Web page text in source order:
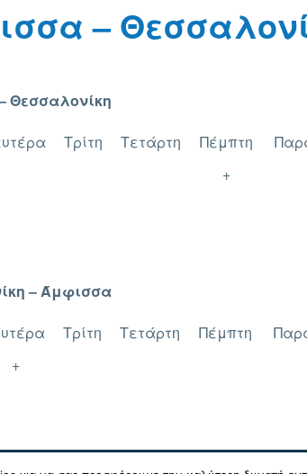
–
Θεσσαλονίκη
Τρίτη Τετάρτη Πέμπτη
+
– Άμφισσα
Τρίτη Τετάρτη Πέμπτη
+